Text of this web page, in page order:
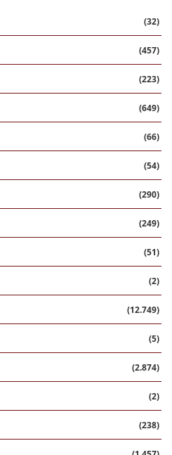
(32)
(457)
(223)
(649)
(66)
(54)
(290)
(249)
(51)
(2)
(12.749)
(5)
(2.874)
(2)
(238)